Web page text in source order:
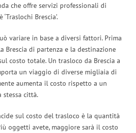
che offre servizi professionali di
Brescia’.
variare in base a diversi fattori. Prima
Brescia di partenza e la destinazione
costo totale. Un trasloco da Brescia a
un viaggio di diverse migliaia di
aumenta il costo rispetto a un
stessa città.
sul costo del trasloco è la quantità
oggetti avete, maggiore sarà il costo